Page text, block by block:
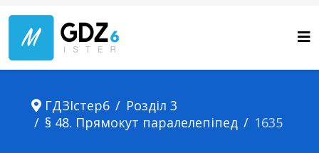
ГДЗІстер6
Розділ 3
§ 48. Прямокут паралелепіпед
1635